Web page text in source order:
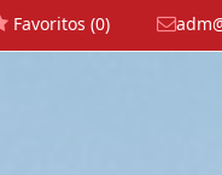
Favoritos (0)